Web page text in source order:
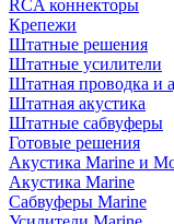
RCA коннекторы
Крепежи
Штатные решения
Штатные усилители
Штатная проводка и
Штатная акустика
Штатные сабвуферы
Готовые решения
Акустика Marine и
Акустика Marine
Сабвуферы Marine